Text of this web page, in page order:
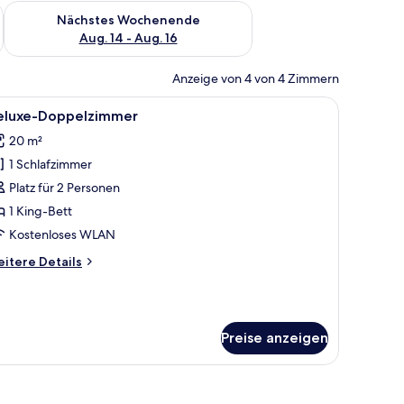
Aug. 7 - Aug. 9.
Nächstes Wochenende
Aug. 14 - Aug. 16
Überprüfe die Verfügbarkeit für nächstes Wochenende, Aug.
Anzeige von 4 von 4 Zimmern
mit Blick.
Nachttisch mit Lampe, Spiegel und Bad mit Waschbecken und
Ein Hotelzimmer mit einem Bett, einem
5 Doppelzimmer
20 m²
1 Schlafzimmer
Platz für 2 Personen
1 King-Bett
Kostenloses WLAN
Details
Preise anzeigen
mit gemusterten Kissen.